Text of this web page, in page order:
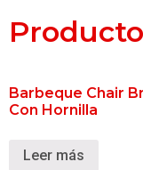
Barbeque Chair
Con Hornilla
Leer más